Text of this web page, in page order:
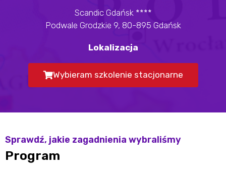
Scandic Gdańsk ****
Podwale Grodzkie 9, 80-895 Gdańsk
Lokalizacja
Wybieram szkolenie stacjonarne
Sprawdź, jakie zagadnienia wybraliśmy
Program